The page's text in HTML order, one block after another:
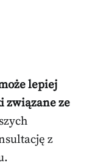
lepiej
związane ze
z